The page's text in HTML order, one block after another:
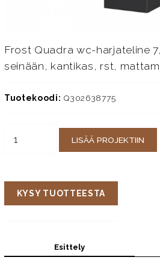
Frost Quadra wc-harjateline
seinään, kantikas, rst,
Tuotekoodi: Q302638775
LISÄÄ PROJEKTIIN
KYSY TUOTTEESTA
Esittely